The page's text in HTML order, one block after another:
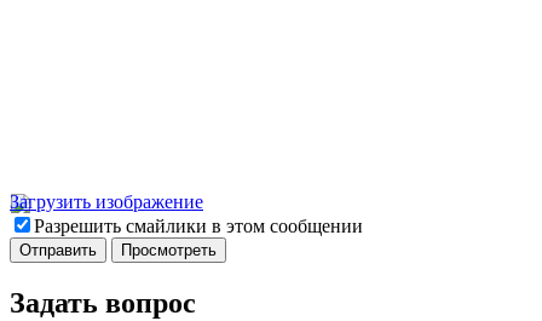
Загрузить изображение
Разрешить смайлики в этом сообщении
Задать вопрос